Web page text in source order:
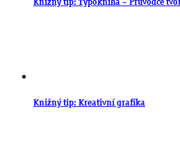
Knižný tip: Typokniha – Průvodce
Knižný tip: Kreativní grafika